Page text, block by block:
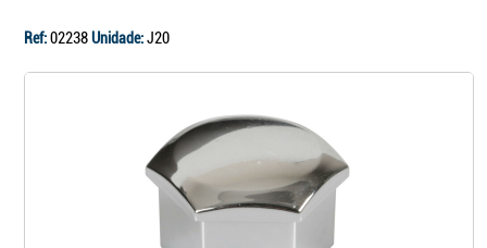
Ref:02238Unidade:J20